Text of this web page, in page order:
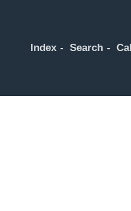
Index Search